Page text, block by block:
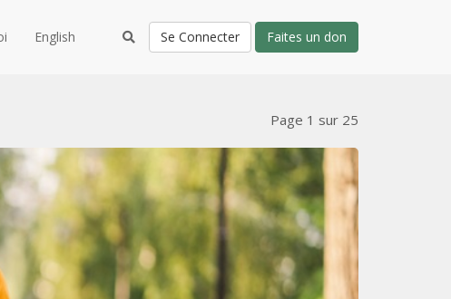
English Se Connecter Faites un don
Page 1 sur 25